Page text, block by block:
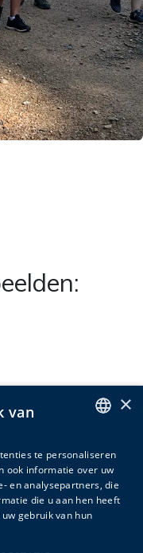
DUTCH
FRENCH
×
van
te personaliseren
ook informatie over uw
en analysepartners, die
die u aan hen heeft
gebruik van hun